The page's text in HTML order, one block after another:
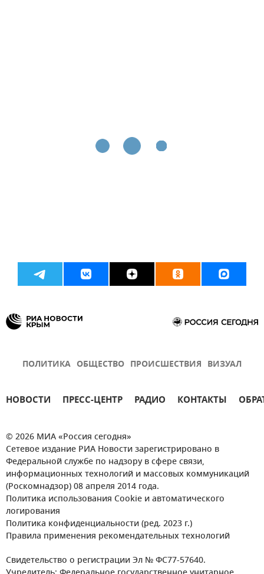
ПОЛИТИКА ОБЩЕСТВО ПРОИСШЕСТВИЯ ВИЗУАЛ
НОВОСТИ ПРЕСС-ЦЕНТР РАДИО КОНТАКТЫ
© 2026 МИА «Россия сегодня»
Сетевое издание РИА Новости зарегистрировано в
Федеральной службе по надзору в сфере связи,
информационных технологий и массовых коммуникаций
(Роскомнадзор) 08 апреля 2014 года.
Политика использования Cookie и автоматического
логирования
Политика конфиденциальности (ред. 2023 г.)
Правила применения рекомендательных технологий
Свидетельство о регистрации Эл № ФС77-57640.